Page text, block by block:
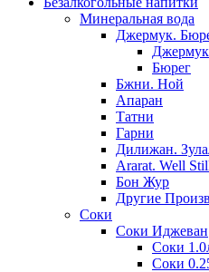
Минеральная вода
Джермук.
Джермук
Бюрег
Бжни. Ной
Апаран
Татни
Гарни
Дилижан.
Ararat. Well
Бон Жур
Другие
Соки
Соки Иджеван
Соки
Соки